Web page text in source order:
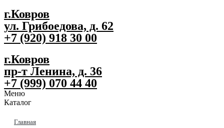
г.Ковров
ул. Грибоедова, д. 62
+7 (920) 918 30 00
г.Ковров
пр-т Ленина, д. 36
+7 (999) 070 44 40
Меню
Каталог
Главная